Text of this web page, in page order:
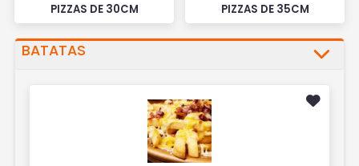
PIZZAS DE 30CM PIZZAS DE 35CM
BATATAS